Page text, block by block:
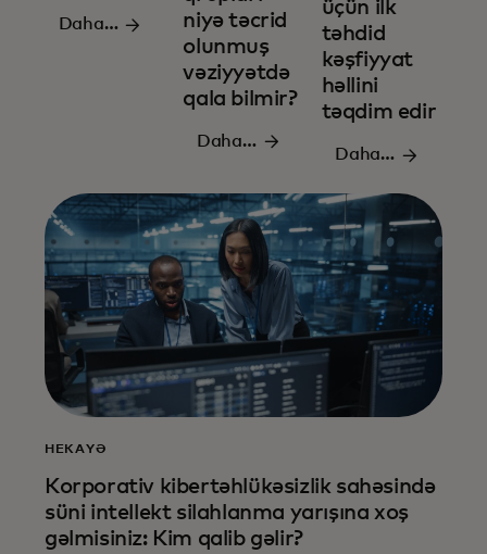
Daha
niyə təcrid
olunmuş
vəziyyətdə
qala bilmir?
Daha
oxuyun
üçün ilk
təhdid
kəşfiyyat
həllini
təqdim edir
Daha
oxuyun
HEKAYƏ
Korporativ kibertəhlükəsizlik sahəsində
süni intellekt silahlanma yarışına xoş
gəlmisiniz: Kim qalib gəlir?